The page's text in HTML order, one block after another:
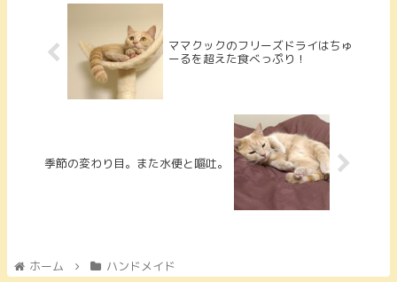
ママクックのフリーズドライはちゅ
ーるを超えた食べっぷり！
季節の変わり目。また水便と嘔吐。
ホーム ハンドメイド